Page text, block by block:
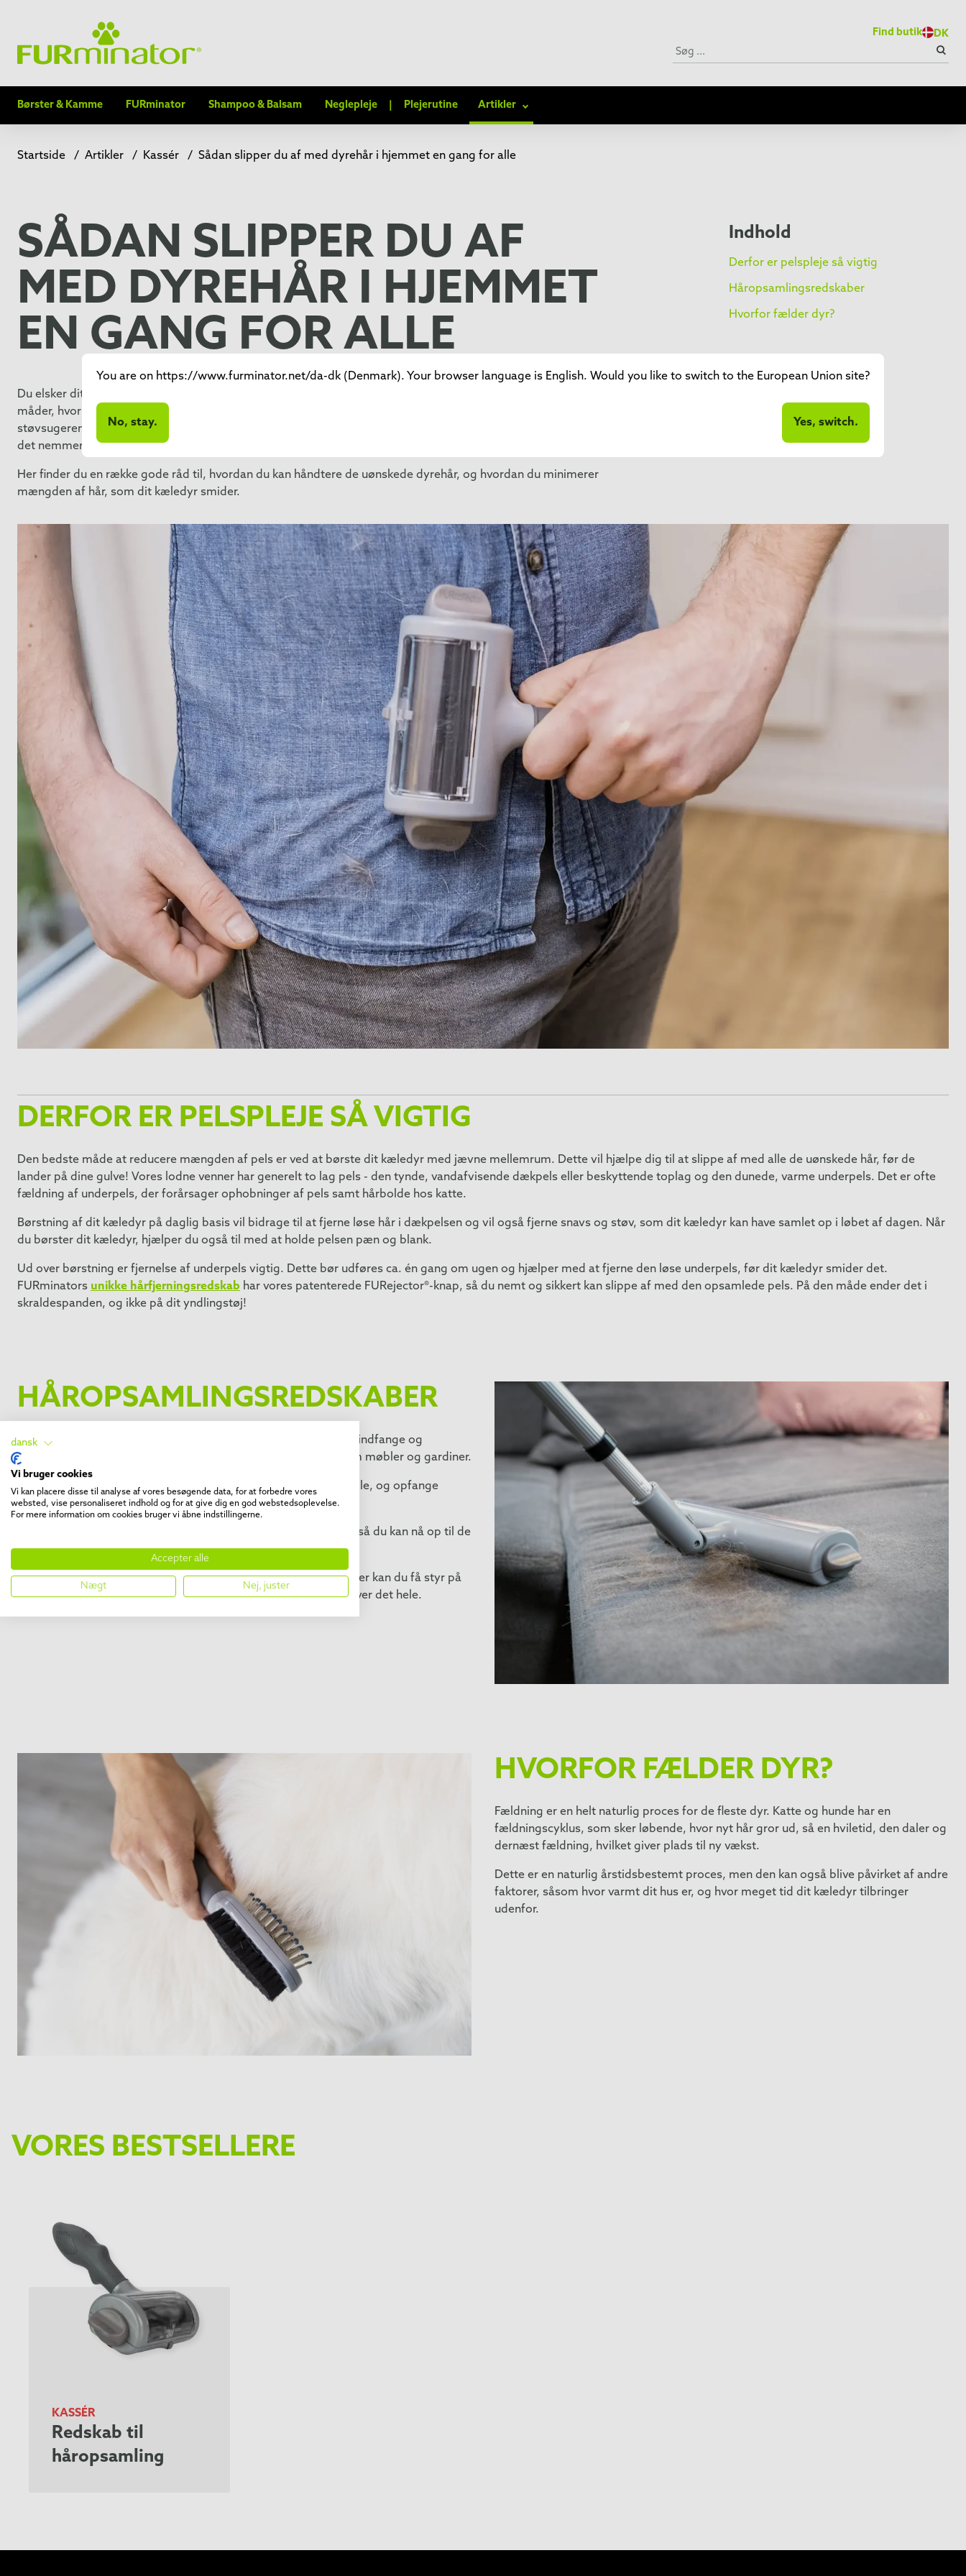
Find butik DK
Børster & Kamme FURminator Shampoo & Balsam Neglepleje Plejerutine Artikler
Startside / Artikler / Kassér / Sådan slipper du af med dyrehår i hjemmet en gang for alle
SÅDAN SLIPPER DU AF
MED DYREHÅR I HJEMMET
EN GANG FOR ALLE
Du elsker dit kæledyr, men ikke alt det hår, det smider rundt omkring.Som ejer af kæledyr har man forskellige
måder, hvorpå man kan takle dyrehår rundt om i hjemmet – alt lige fra fnugruller til tøjet til hår, der tilstopper
støvsugeren med hår som stammer fra tæpper og sofaer. Nogle skifter endda til trægulve og lignende for at gøre
det nemmere at håndtere de løse dyrehår.
Her finder du en række gode råd til, hvordan du kan håndtere de uønskede dyrehår, og hvordan du minimerer
mængden af hår, som dit kæledyr smider.
Indhold
Derfor er pelspleje så vigtig
Håropsamlingsredskaber
Hvorfor fælder dyr?
DERFOR ER PELSPLEJE SÅ VIGTIG
Den bedste måde at reducere mængden af pels er ved at børste dit kæledyr med jævne mellemrum. Dette vil hjælpe dig til at slippe af med alle de uønskede hår, før de
lander på dine gulve! Vores lodne venner har generelt to lag pels - den tynde, vandafvisende dækpels eller beskyttende toplag og den dunede, varme underpels. Det er ofte
fældning af underpels, der forårsager ophobninger af pels samt hårbolde hos katte.
Børstning af dit kæledyr på daglig basis vil bidrage til at fjerne løse hår i dækpelsen og vil også fjerne snavs og støv, som dit kæledyr kan have samlet op i løbet af dagen. Når
du børster dit kæledyr, hjælper du også til med at holde pelsen pæn og blank.
Ud over børstning er fjernelse af underpels vigtig. Dette bør udføres ca. én gang om ugen og hjælper med at fjerne den løse underpels, før dit kæledyr smider det.
FURminators unikke hårfjerningsredskab har vores patenterede FURejector®-knap, så du nemt og sikkert kan slippe af med den opsamlede pels. På den måde ender det i
skraldespanden, og ikke på dit yndlingstøj!
HÅROPSAMLINGSREDSKABER
Vores innovative, genanvendelige værktøjer hjælper dig med at indfange og
opsamle dyrehår fra dit tøj samt fra andre ting i hjemmet såsom møbler og gardiner.
Du skal blot rulle redskabet hen over de hår, du ønsker at opsamle, og opfange
hårene i opsamlingskammeret med et enkelt vrid.
Vores håropsamlingsredskab til hjemmet har teleskophåndtag, så du kan nå op til de
høje steder, hvor din kat elsker at gemme sig!
Med hjælp fra FURminators pelspleje og håropsamlingsredskaber kan du få styr på
dit hjem og slippe for at bekymre dig over, om der ligger pels over det hele.
HVORFOR FÆLDER DYR?
Fældning er en helt naturlig proces for de fleste dyr. Katte og hunde har en
fældningscyklus, som sker løbende, hvor nyt hår gror ud, så en hviletid, den daler og
dernæst fældning, hvilket giver plads til ny vækst.
Dette er en naturlig årstidsbestemt proces, men den kan også blive påvirket af andre
faktorer, såsom hvor varmt dit hus er, og hvor meget tid dit kæledyr tilbringer
udenfor.
VORES BESTSELLERE
KASSÉR
Redskab til
håropsamling
You are on https://www.furminator.net/da-dk (Denmark). Your browser language is English. Would you like to switch to the European Union site?
No, stay. Yes, switch.
dansk
Vi bruger cookies
Vi kan placere disse til analyse af vores besøgende data, for at forbedre vores
websted, vise personaliseret indhold og for at give dig en god webstedsoplevelse.
For mere information om cookies bruger vi åbne indstillingerne.
Accepter alle
Nægt Nej, juster